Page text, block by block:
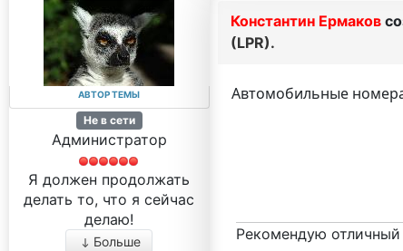
АВТОР ТЕМЫ
Не в сети
Администратор
Я должен продолжать
делать то, что я сейчас
делаю!
Больше
Константин Ермаков
(LPR).
Автомобильные номера
Рекомендую отличный